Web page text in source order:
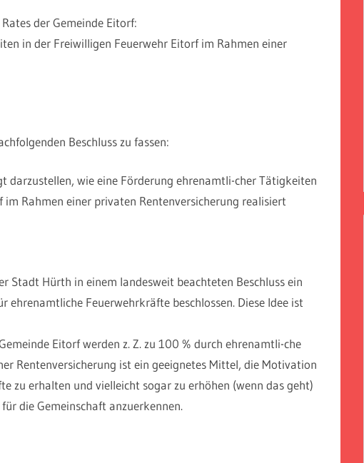
der Gemeinde Eitorf:
in der Freiwilligen Feuerwehr Eitorf im Rahmen einer
Beschluss zu fassen:
darzustellen, wie eine Förderung ehrenamtli-cher Tätigkeiten
Rahmen einer privaten Rentenversicherung realisiert
Stadt Hürth in einem landesweit beachteten Beschluss ein
ehrenamtliche Feuerwehrkräfte beschlossen. Diese Idee ist
Eitorf werden z. Z. zu 100 % durch ehrenamtli-che
Rentenversicherung ist ein geeignetes Mittel, die Motivation
zu erhalten und vielleicht sogar zu erhöhen (wenn das geht)
die Gemeinschaft anzuerkennen.